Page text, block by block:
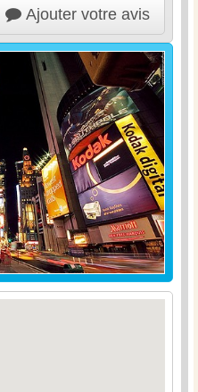
Ajouter votre avis